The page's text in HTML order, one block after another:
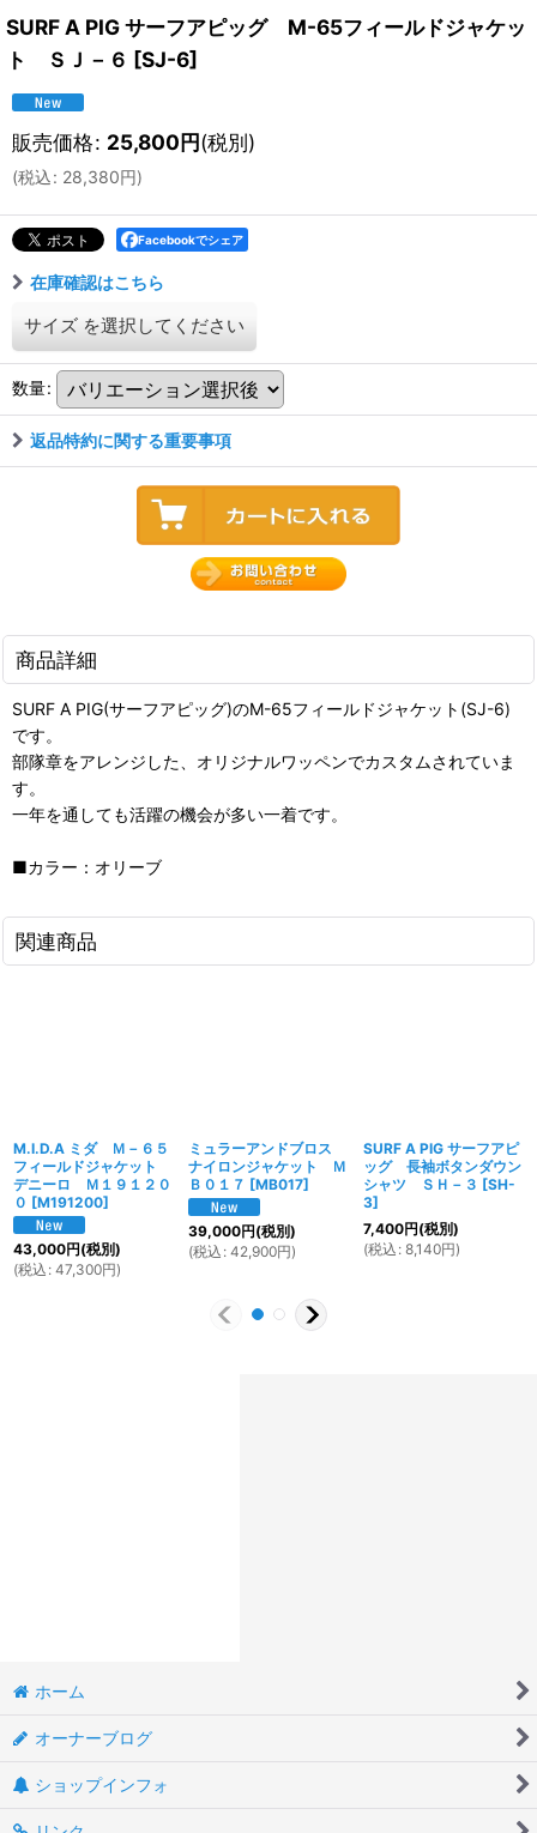
SURF A PIG サーフアピッグ M-65フィールドジャケッ
ト ＳＪ－６ [SJ-6]
販売価格: 25,800円(税別)
(税込: 28,380円)
Facebookでシェア
在庫確認はこちら
サイズ を選択してください
数量:
返品特約に関する重要事項
商品詳細
SURF A PIG(サーフアピッグ)のM-65フィールドジャケット(SJ-6)
です。
部隊章をアレンジした、オリジナルワッペンでカスタムされていま
す。
一年を通しても活躍の機会が多い一着です。
■カラー：オリーブ
関連商品
M.I.D.A ミダ Ｍ－６５
フィールドジャケット
デニーロ Ｍ１９１２０
０ [M191200]
43,000円(税別)
(税込 : 47,300円)
ミュラーアンドブロス
ナイロンジャケット Ｍ
Ｂ０１７ [MB017]
39,000円(税別)
(税込 : 42,900円)
SURF A PIG サーフアピ
ッグ 長袖ボタンダウン
シャツ ＳＨ－３ [SH-
3]
7,400円(税別)
(税込 : 8,140円)
ホーム
オーナーブログ
ショップインフォ